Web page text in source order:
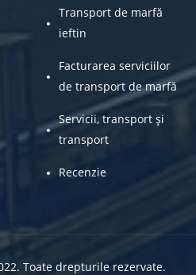
Transport de marfă
ieftin
Facturarea serviciilor
de transport de marfă
Servicii, transport și
transport
Recenzie
Toate drepturile rezervate.